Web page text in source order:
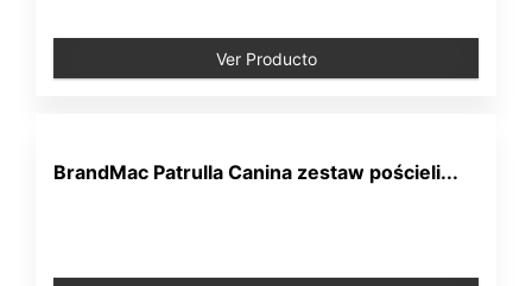
Ver Producto
BrandMac Patrulla Canina zestaw pościeli...